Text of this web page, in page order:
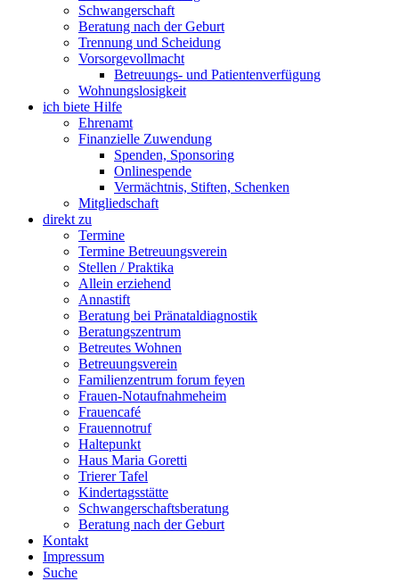
Schwangerschaft
Beratung nach der Geburt
Trennung und Scheidung
Vorsorgevollmacht
Betreuungs- und Patientenverfügung
Wohnungslosigkeit
ich biete Hilfe
Ehrenamt
Finanzielle Zuwendung
Spenden, Sponsoring
Onlinespende
Vermächtnis, Stiften, Schenken
Mitgliedschaft
direkt zu
Termine
Termine Betreuungsverein
Stellen / Praktika
Allein erziehend
Annastift
Beratung bei Pränataldiagnostik
Beratungszentrum
Betreutes Wohnen
Betreuungsverein
Familienzentrum forum feyen
Frauen-Notaufnahmeheim
Frauencafé
Frauennotruf
Haltepunkt
Haus Maria Goretti
Trierer Tafel
Kindertagsstätte
Schwangerschaftsberatung
Beratung nach der Geburt
Kontakt
Impressum
Suche